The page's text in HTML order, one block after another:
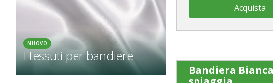
NUOVO
I tessuti per bandiere
Acquista
Bandiera Bianca